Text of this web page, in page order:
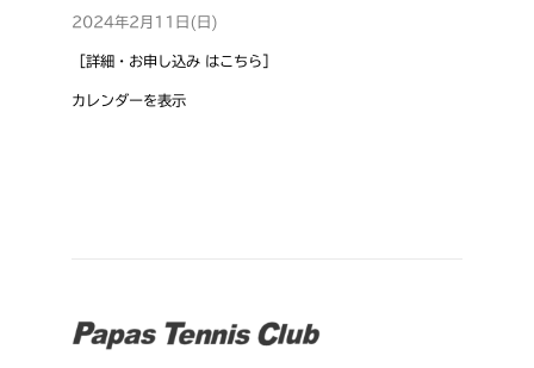
2024年2月11日(日)
［詳細・お申し込み はこちら］
カレンダーを表示